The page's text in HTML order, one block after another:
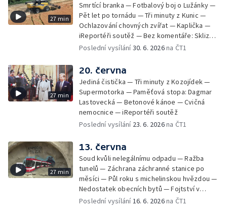
27 min
Smrtící branka — Fotbalový boj o Lužánky —
Pět let po tornádu — Tři minuty z Kunic —
Ochlazování chovných zvířat — Kaplička —
iReportéři soutěž — Bez komentáře: Sklizeň
obilí v Bulharech
Poslední vysílání30. 6. 2026na ČT1
27 min
20. června
Jediná čistička — Tři minuty z Kozojídek —
Supermotorka — Paměťová stopa: Dagmar
Lastovecká — Betonové kánoe — Cvičná
nemocnice — iReportéři soutěž
Poslední vysílání 23. 6. 2026na ČT1
27 min
13. června
Soud kvůli nelegálnímu odpadu — Ražba
tunelů — Záchrana záchranné stanice po
měsíci — Půl roku s michelinskou hvězdou —
Nedostatek obecních bytů — Fojtství v
Jasenné — iReportéři soutěž
Poslední vysílání16. 6. 2026na ČT1